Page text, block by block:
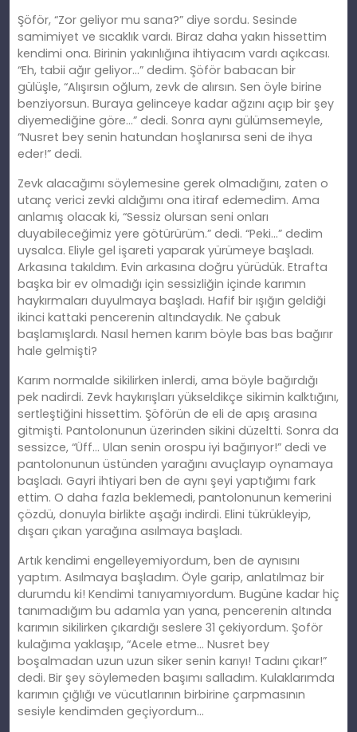
Şöför, “Zor geliyor mu sana?” diye sordu. Sesinde
samimiyet ve sıcaklık vardı. Biraz daha yakın hissettim
kendimi ona. Birinin yakınlığına ihtiyacım vardı açıkcası.
“Eh, tabii ağır geliyor…” dedim. Şöför babacan bir
gülüşle, “Alışırsın oğlum, zevk de alırsın. Sen öyle birine
benziyorsun. Buraya gelinceye kadar ağzını açıp bir şey
diyemediğine göre…” dedi. Sonra aynı gülümsemeyle,
“Nusret bey senin hatundan hoşlanırsa seni de ihya
eder!” dedi.
Zevk alacağımı söylemesine gerek olmadığını, zaten o
utanç verici zevki aldığımı ona itiraf edemedim. Ama
anlamış olacak ki, “Sessiz olursan seni onları
duyabileceğimiz yere götürürüm.” dedi. “Peki…” dedim
uysalca. Eliyle gel işareti yaparak yürümeye başladı.
Arkasına takıldım. Evin arkasına doğru yürüdük. Etrafta
başka bir ev olmadığı için sessizliğin içinde karımın
haykırmaları duyulmaya başladı. Hafif bir ışığın geldiği
ikinci kattaki pencerenin altındaydık. Ne çabuk
başlamışlardı. Nasıl hemen karım böyle bas bas bağırır
hale gelmişti?
Karım normalde sikilirken inlerdi, ama böyle bağırdığı
pek nadirdi. Zevk haykırışları yükseldikçe sikimin kalktığını,
sertleştiğini hissettim. Şöförün de eli de apış arasına
gitmişti. Pantolonunun üzerinden sikini düzeltti. Sonra da
sessizce, “Üff… Ulan senin orospu iyi bağırıyor!” dedi ve
pantolonunun üstünden yarağını avuçlayıp oynamaya
başladı. Gayri ihtiyari ben de aynı şeyi yaptığımı fark
ettim. O daha fazla beklemedi, pantolonunun kemerini
çözdü, donuyla birlikte aşağı indirdi. Elini tükrükleyip,
dışarı çıkan yarağına asılmaya başladı.
Artık kendimi engelleyemiyordum, ben de aynısını
yaptım. Asılmaya başladım. Öyle garip, anlatılmaz bir
durumdu ki! Kendimi tanıyamıyordum. Bugüne kadar hiç
tanımadığım bu adamla yan yana, pencerenin altında
karımın sikilirken çıkardığı seslere 31 çekiyordum. Şoför
kulağıma yaklaşıp, “Acele etme… Nusret bey
boşalmadan uzun uzun siker senin karıyı! Tadını çıkar!”
dedi. Bir şey söylemeden başımı salladım. Kulaklarımda
karımın çığlığı ve vücutlarının birbirine çarpmasının
sesiyle kendimden geçiyordum…